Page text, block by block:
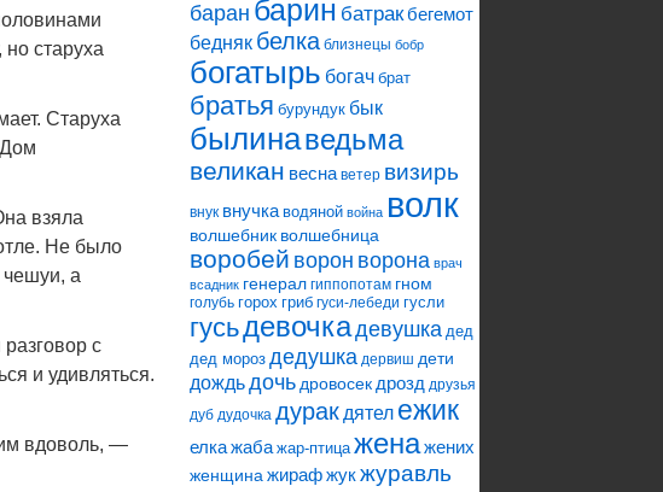
старуха
Старуха
взяла
Не было
чешуи, а
с
и удивляться.
вдоволь, —
баран барин батракбегемот
бедняк белка близнецы бобр
богатырь богач брат
братья бурундук бык
былинаведьма
великан весна ветер визирь
внук внучка водяной война волк
волшебник волшебница
воробей ворон ворона врач
всадник генерал гиппопотам гном
голубь горох гриб гуси-лебеди гусли
гусьдевочкадевушка дед
дед мороз дедушка дервиш дети
дождьдочь дровосек дрозд друзья
дуб дудочка дурак дятел ежик
елкажаба жар-птица женажених
женщина жирафжукжуравль